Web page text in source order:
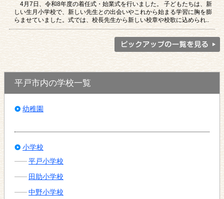
4月7日、令和8年度の着任式・始業式を行いました。 子どもたちは、新
しい生月小学校で、新しい先生との出会いやこれから始まる学習に胸を膨
らませていました。式では、校長先生から新しい校章や校歌に込められ..
平戸市内の学校一覧
幼稚園
小学校
平戸小学校
田助小学校
中野小学校